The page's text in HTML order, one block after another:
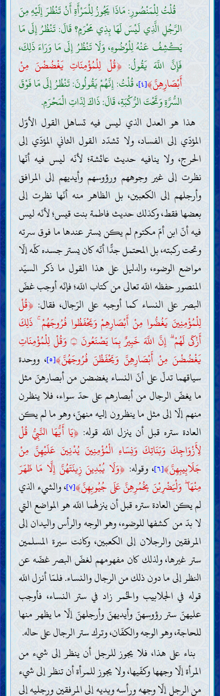
قُلْتُ لِلْمَنْصُورِ: مَاذَا يَجُوزُ لِلْمَرْأَةِ أَنْ تَنْظُرَ إِلَيْهِ مِنَ
الرَّجُلِ الَّذِي لَيْسَ لَهَا بِذِي مَحْرَمٍ؟ قَالَ: تَنْظُرُ إِلَى مَا
يَكْشِفُ عَنْهُ لِلْوُضُوءِ، وَلَا تَنْظُرُ إِلَى مَا وَرَاءَ ذَلِكَ،
فَإِنَّ اللَّهَ يَقُولُ: ﴿قُلْ لِلْمُؤْمِنَاتِ يَغْضُضْنَ مِنْ
أَبْصَارِهِنَّ﴾[٤] ، قُلْتُ: إِنَّهُمْ يَقُولُونَ: تَنْظُرُ إِلَى مَا فَوْقَ
السُّرَّةِ وَتَحْتَ الرُّكْبَةِ، قَالَ: ذَاكَ لِذَاتِ الْمَحْرَمِ.
هذا هو العدل الذي ليس فيه تساهل القول الأوّل
المؤدّي إلى الفساد، ولا تشدّد القول الثاني المؤدّي إلى
الحرج، ولا ينافيه حديث عائشة؛ لأنّه ليس فيه أنّها
نظرت إلى غير وجوههم ورؤوسهم وأيديهم إلى المرافق
وأرجلهم إلى الكعبين، بل الظاهر منه أنّها نظرت إلى
بعضها فقط، وكذلك حديث فاطمة بنت قيس؛ لأنّه ليس
فيه أنّ ابن أمّ مكتوم لم يكن يستر عندها ما فوق سرته
وتحت ركبته، بل المحتمل جدًّا أنّه كان يستر جسده كلّه إلّا
مواضع الوضوء، والدليل على هذا القول ما ذكر السيّد
المنصور حفظه اللّه تعالى من كتاب اللّه؛ فإنّه أوجب غضّ
البصر على النساء كما أوجبه على الرّجال، فقال: ﴿قُلْ
لِلْمُؤْمِنِينَ يَغُضُّوا مِنْ أَبْصَارِهِمْ وَيَحْفَظُوا فُرُوجَهُمْ ۚ ذَلِكَ
أَزْكَى لَهُمْ ۗ إِنَّ اللَّهَ خَبِيرٌ بِمَا يَصْنَعُونَ ۝ وَقُلْ لِلْمُؤْمِنَاتِ
يَغْضُضْنَ مِنْ أَبْصَارِهِنَّ وَيَحْفَظْنَ فُرُوجَهُنَّ﴾[٥] ، ووحدة
سياقهما تدلّ على أنّ النساء يغضضن من أبصارهنّ مثل
ما يغضّ الرجال من أبصارهم على حدّ سواء، فلا ينظرن
منهم إلّا إلى مثل ما ينظرون إليه منهنّ، وهو ما لم يكن
العادة ستره قبل أن ينزل اللّه قوله: ﴿يَا أَيُّهَا النَّبِيُّ قُلْ
لِأَزْوَاجِكَ وَبَنَاتِكَ وَنِسَاءِ الْمُؤْمِنِينَ يُدْنِينَ عَلَيْهِنَّ مِنْ
جَلَابِيبِهِنَّ﴾[٦] ، وقوله: ﴿وَلَا يُبْدِينَ زِينَتَهُنَّ إِلَّا مَا ظَهَرَ
مِنْهَا ۖ وَلْيَضْرِبْنَ بِخُمُرِهِنَّ عَلَى جُيُوبِهِنَّ﴾[٧] ، والشيء الذي
لم يكن العادة ستره قبل أن ينزلهما اللّه هو المواضع التي
لا بدّ من كشفها للوضوء، وهو الوجه والرأس واليدان إلى
المرفقين والرجلان إلى الكعبين، وكانت سيرة المسلمين
ستر غيرها، ولذلك كان مفهومهم لغضّ البصر غضّه عن
النظر إلى ما دون ذلك من الرجال والنساء. فلمّا أنزل اللّه
قوله في الجلابيب والخُمر زاد في ستر النساء، فأوجب
عليهنّ ستر رؤوسهنّ وأيديهنّ وأرجلهنّ إلّا ما يظهر منها
للحاجة، وهو الوجه والكفّان، وترك ستر الرجال على حاله.
بناء على هذا، فلا يجوز للرجل أن ينظر إلى شيء من
المرأة إلّا وجهها وكفّيها، ولا يجوز للمرأة أن تنظر إلى شيء
من الرجل إلّا وجهه ورأسه ويديه إلى المرفقين ورجليه إلى